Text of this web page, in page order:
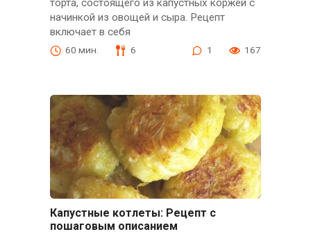
торта, состоящего из капустных коржей с
начинкой из овощей и сыра. Рецепт
включает в себя
60 мин. 6 1 167
Капустные котлеты: Рецепт с
пошаговым описанием